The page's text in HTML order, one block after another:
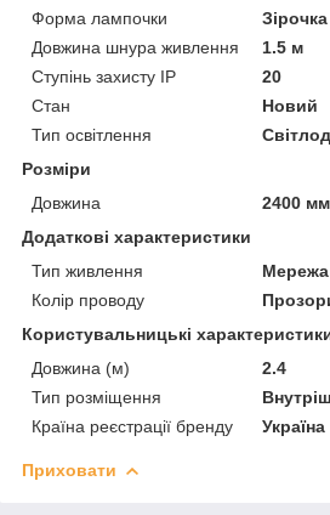
Форма лампочки
Зірочка
Довжина шнура живлення
1.5 м
Ступінь захисту IP
20
Стан
Новий
Тип освітлення
Розміри
Довжина
2400 мм
Додаткові характеристики
Тип живлення
Мережа
Колір проводу
Користувальницькі
Довжина (м)
2.4
Тип розміщення
Країна реєстрації бренду
Україна
Приховати